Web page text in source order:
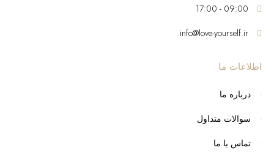
09:00 - 17:00
info@love-yourself.ir
اطلاعات ما
درباره ما
سوالات متداول
تماس با ما